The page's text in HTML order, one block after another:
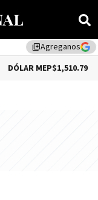
library_addAgreganos
$1,510.79